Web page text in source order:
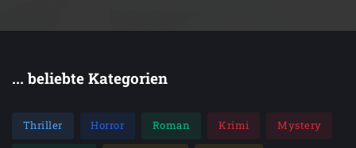
... beliebte Kategorien
Thriller Horror Roman Krimi Mystery